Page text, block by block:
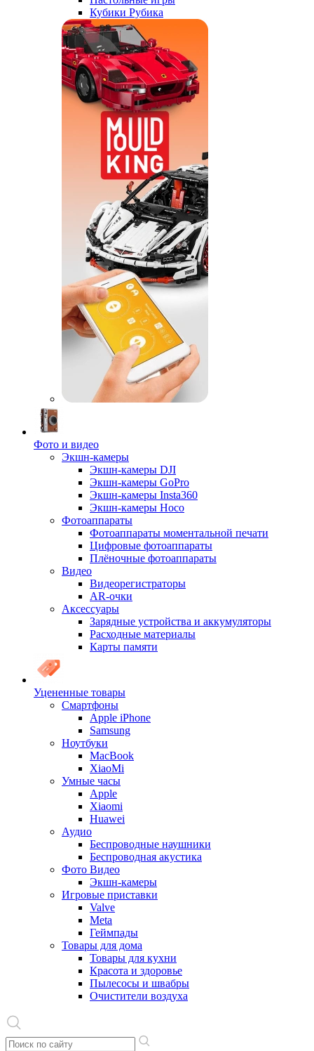
Кубики Рубика
Фото и видео
Экшн-камеры
Экшн-камеры DJI
Экшн-камеры GoPro
Экшн-камеры Insta360
Экшн-камеры Hoco
Фотоаппараты
Фотоаппараты моментальной печати
Цифровые фотоаппараты
Плёночные фотоаппараты
Видео
Видеорегистраторы
AR-очки
Аксессуары
Зарядные устройства и аккумуляторы
Расходные материалы
Карты памяти
Уцененные товары
Cмартфоны
Apple iPhone
Samsung
Ноутбуки
MacBook
XiaoMi
Умные часы
Apple
Xiaomi
Huawei
Аудио
Беспроводные наушники
Беспроводная акустика
Фото Видео
Экшн-камеры
Игровые приставки
Valve
Meta
Геймпады
Товары для дома
Товары для кухни
Красота и здоровье
Пылесосы и швабры
Очистители воздуха